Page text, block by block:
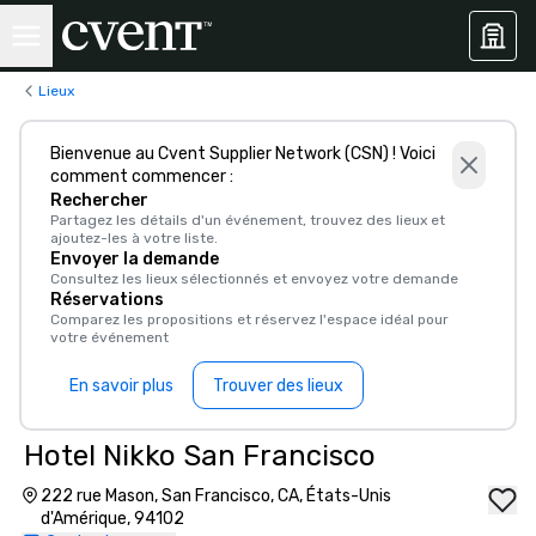
Lieux
Bienvenue au Cvent Supplier Network (CSN) ! Voici
comment commencer :
Rechercher
Partagez les détails d'un événement, trouvez des lieux et
ajoutez-les à votre liste.
Envoyer la demande
Consultez les lieux sélectionnés et envoyez votre demande
Réservations
Comparez les propositions et réservez l'espace idéal pour
votre événement
En savoir plus Trouver des lieux
Hotel Nikko San Francisco
222 rue Mason, San Francisco, CA, États-Unis
d'Amérique, 94102